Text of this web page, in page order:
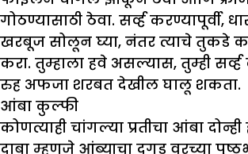
गोठण्यासाठी ठेवा. सर्व्ह करण्यापूर्वी,
खरबूज सोलून घ्या, नंतर त्याचे तुकडे
करा. तुम्हाला हवे असल्यास, तुम्ही सर्व्ह
रुह अफजा शरबत देखील घालू शकता.
आंबा कुल्फी
कोणत्याही चांगल्या प्रतीचा आंबा
दाबा म्हणजे आंब्याचा दगड वरच्या